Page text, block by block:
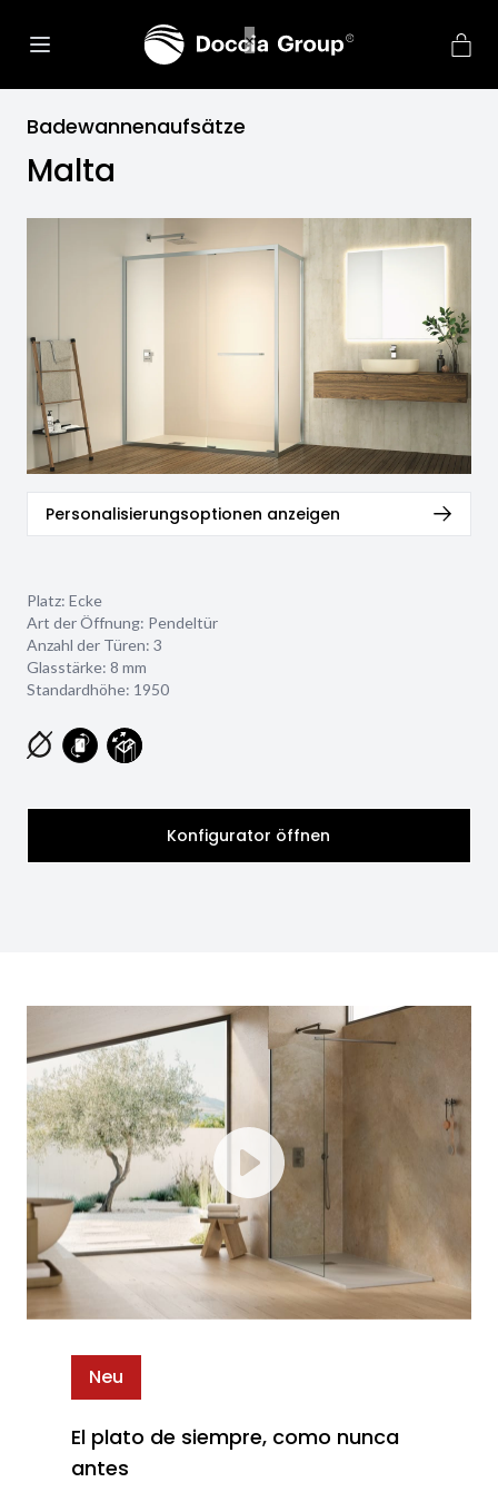
Badewannenaufsätze
Malta
Personalisierungsoptionen anzeigen
Platz: Ecke
Art der Öffnung: Pendeltür
Anzahl der Türen: 3
Glasstärke: 8 mm
Standardhöhe: 1950
Konfigurator öffnen
Neu
El plato de siempre, como nunca
antes